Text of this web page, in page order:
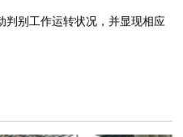
判别工作运转状况，并显现相应